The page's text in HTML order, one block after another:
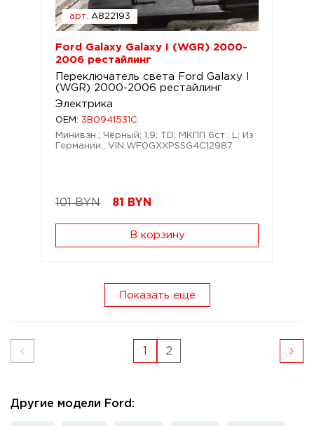
арт. A822193
Ford Galaxy Galaxy I (WGR) 2000-
2006 рестайлинг
Переключатель света Ford Galaxy I
(WGR) 2000-2006 рестайлинг
Электрика
OEM: 3B0941531C
Минивэн.; Чёрный; 1,9; TD; МКПП 6ст.; L; Из
Германии.; VIN:WF0GXXPSSG4C12987
101 BYN 81 BYN
В корзину
Показать еще
1 2
Другие модели Ford: